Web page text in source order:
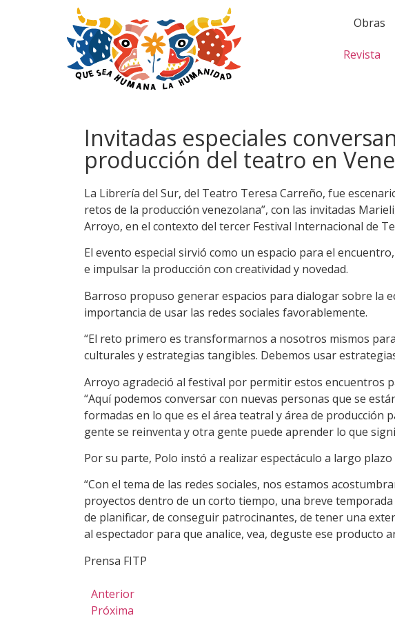
Obras
Revista
Invitadas especiales
producción del teatro en
La Librería del Sur, del Teatro Teresa Carreño, fue
retos de la producción venezolana”, con las invitadas
Arroyo, en el contexto del tercer Festival Internacional de
El evento especial sirvió como un espacio para el
e impulsar la producción con creatividad y novedad.
Barroso propuso generar espacios para dialogar sobre la
importancia de usar las redes sociales favorablemente.
“El reto primero es transformarnos a nosotros mismos
culturales y estrategias tangibles. Debemos usar
Arroyo agradeció al festival por permitir estos encuentros
“Aquí podemos conversar con nuevas personas que se
formadas en lo que es el área teatral y área de producción
gente se reinventa y otra gente puede aprender lo que
Por su parte, Polo instó a realizar espectáculo a largo
“Con el tema de las redes sociales, nos estamos
proyectos dentro de un corto tiempo, una breve
de planificar, de conseguir patrocinantes, de tener una
al espectador para que analice, vea, deguste ese producto
Prensa FITP
Anterior
Próxima